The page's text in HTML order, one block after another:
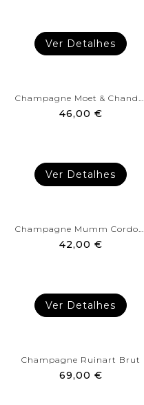
Ver Detalhes
Champagne Moet & Chandon Brut
46,00 €
Ver Detalhes
Champagne Mumm Cordon Rouge...
42,00 €
Ver Detalhes
Champagne Ruinart Brut
69,00 €